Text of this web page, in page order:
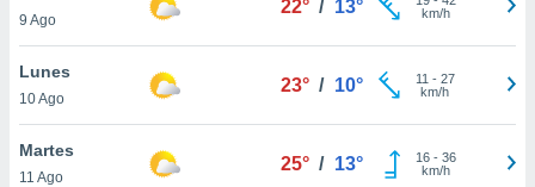
más
nuestra
y
9 Ago
22° / 13°
km/h
Lunes
10 Ago
23° / 10° 11 - 27
km/h
Martes
11 Ago
25° / 13° 16- 36
km/h